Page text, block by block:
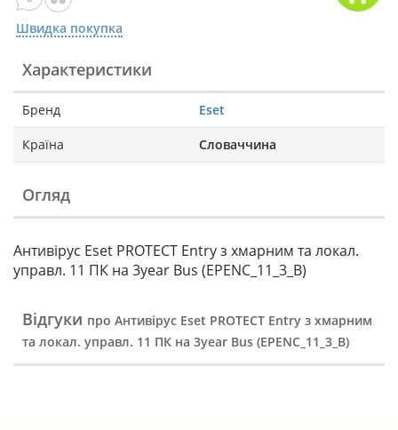
Швидка покупка
Характеристики
Бренд Eset
Країна Словаччина
Огляд
Антивірус Eset PROTECT Entry з хмарним та локал.
управл. 11 ПК на 3year Bus (EPENC_11_3_B)
Відгуки про Антивірус Eset PROTECT Entry з хмарним
та локал. управл. 11 ПК на 3year Bus (EPENC_11_3_B)